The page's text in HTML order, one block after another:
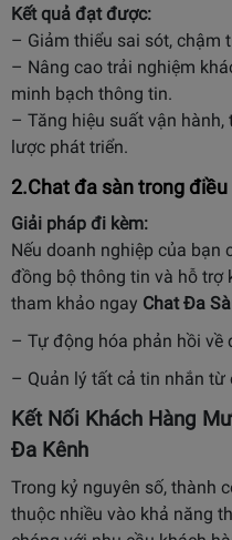
Kết quả đạt được:
– Giảm thiểu sai sót, chậm
– Nâng cao trải nghiệm
minh bạch thông tin.
– Tăng hiệu suất vận
lược phát triển.
2.Chat đa sàn trong
Giải pháp đi kèm:
Nếu doanh nghiệp của bạn
đồng bộ thông tin và hỗ trợ
tham khảo ngay Chat Đa
– Tự động hóa phản hồi về
– Quản lý tất cả tin nhắn từ
Kết Nối Khách Hàng
Đa Kênh
Trong kỷ nguyên số, thành
thuộc nhiều vào khả năng